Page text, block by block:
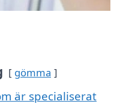
gömma
är specialiserat